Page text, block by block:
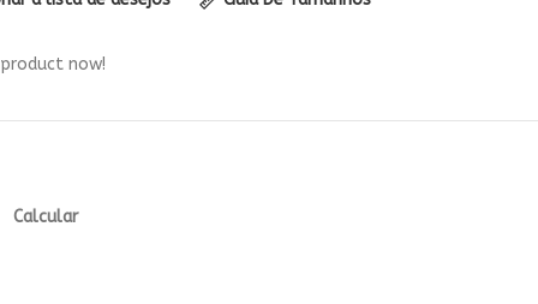
seu tamanho e cor
now!
Calcular